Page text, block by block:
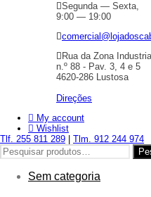
Segunda — Sexta,
9:00 — 19:00
Rua da Zona
n.º 88 - Pav. 3, 4 e 5
4620-286 Lustosa
Direções
My account
Wishlist
Tlf. 255 811 289
Tlm. 912 244 974
Pesquisar
por:
Sem categoria